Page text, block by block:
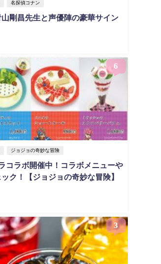
名探偵コナン
剛昌先生と声優陣の豪華サイン
6
ジョジョの奇妙な冒険
コラボ開催中！コラボメニューや
ク！【ジョジョの奇妙な冒険】
3